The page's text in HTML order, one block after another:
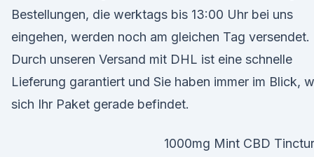
Bestellungen, die werktags bis 13:00 Uhr bei uns
eingehen, werden noch am gleichen Tag versendet.
Durch unseren Versand mit DHL ist eine schnelle
Lieferung garantiert und Sie haben immer im Blick,
sich Ihr Paket gerade befindet.
1000mg Mint CBD